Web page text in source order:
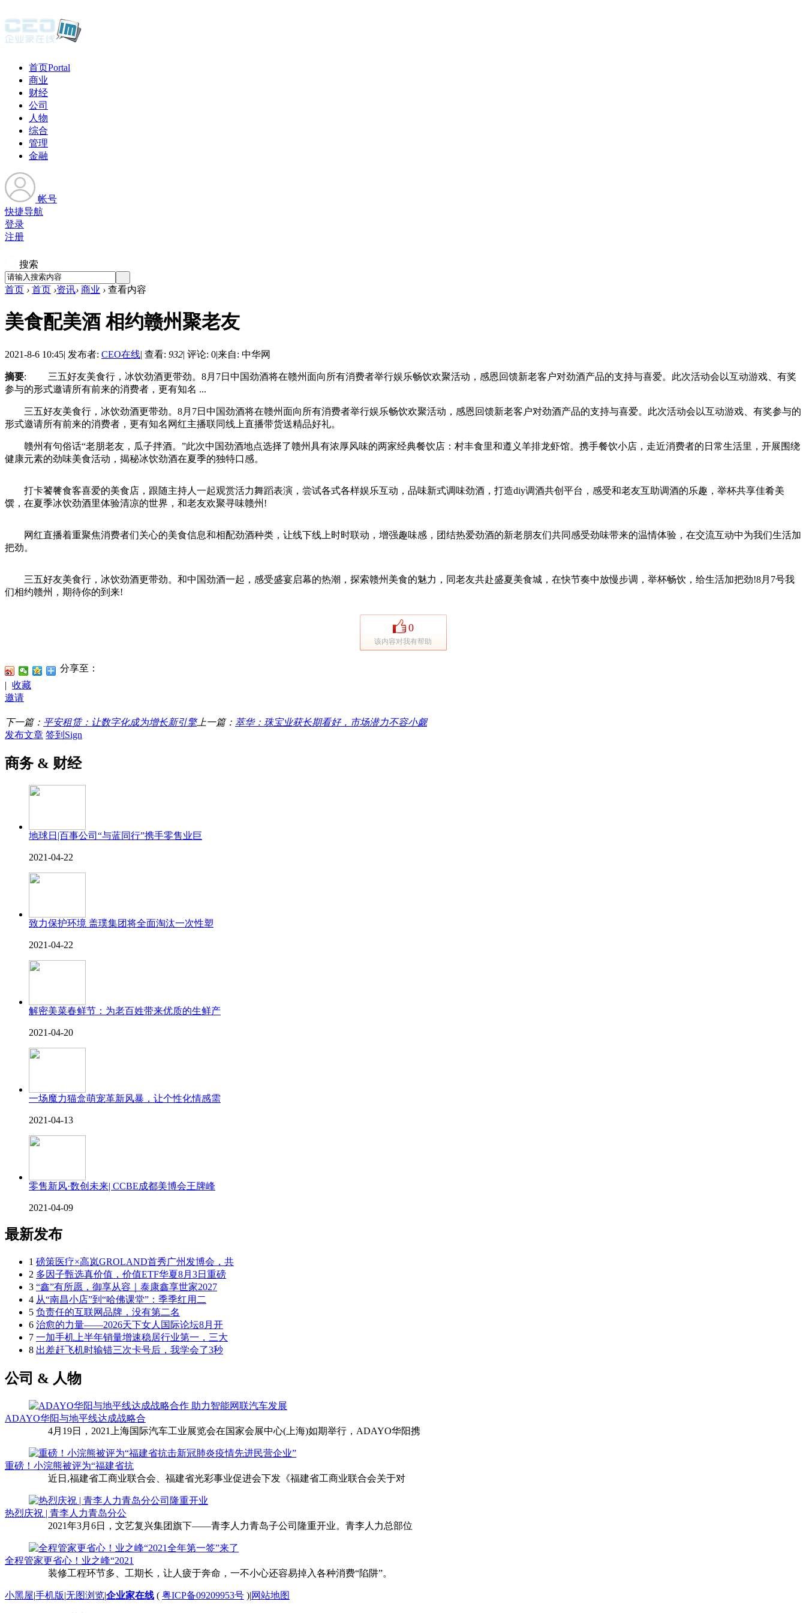
首页Portal
商业
财经
公司
人物
综合
管理
金融
帐号
快捷导航
登录
注册
搜索
首页 › 首页 ›资讯› 商业 › 查看内容
美食配美酒 相约赣州聚老友
2021-8-6 10:45| 发布者: CEO在线| 查看: 932| 评论: 0|来自: 中华网
摘要: 三五好友美食行，冰饮劲酒更带劲。8月7日中国劲酒将在赣州面向所有消费者举行娱乐畅饮欢聚活动，感恩回馈新老客户对劲酒产品的支持与喜爱。此次活动会以互动游戏、有奖
参与的形式邀请所有前来的消费者，更有知名 ...
三五好友美食行，冰饮劲酒更带劲。8月7日中国劲酒将在赣州面向所有消费者举行娱乐畅饮欢聚活动，感恩回馈新老客户对劲酒产品的支持与喜爱。此次活动会以互动游戏、有奖参与的
形式邀请所有前来的消费者，更有知名网红主播联同线上直播带货送精品好礼。
赣州有句俗话“老朋老友，瓜子拌酒。”此次中国劲酒地点选择了赣州具有浓厚风味的两家经典餐饮店：村丰食里和遵义羊排龙虾馆。携手餐饮小店，走近消费者的日常生活里，开展围绕
健康元素的劲味美食活动，揭秘冰饮劲酒在夏季的独特口感。
打卡饕餮食客喜爱的美食店，跟随主持人一起观赏活力舞蹈表演，尝试各式各样娱乐互动，品味新式调味劲酒，打造diy调酒共创平台，感受和老友互助调酒的乐趣，举杯共享佳肴美
馔，在夏季冰饮劲酒里体验清凉的世界，和老友欢聚寻味赣州!
网红直播着重聚焦消费者们关心的美食信息和相配劲酒种类，让线下线上时时联动，增强趣味感，团结热爱劲酒的新老朋友们共同感受劲味带来的温情体验，在交流互动中为我们生活加
把劲。
三五好友美食行，冰饮劲酒更带劲。和中国劲酒一起，感受盛宴启幕的热潮，探索赣州美食的魅力，同老友共赴盛夏美食城，在快节奏中放慢步调，举杯畅饮，给生活加把劲!8月7号我
们相约赣州，期待你的到来!
0
该内容对我有帮助
分享至：
| 收藏
邀请
下一篇： 平安租赁：让数字化成为增长新引擎上一篇： 萃华：珠宝业获长期看好，市场潜力不容小觑
发布文章 签到Sign
商务 & 财经
地球日|百事公司“与蓝同行”携手零售业巨
2021-04-22
致力保护环境 盖璞集团将全面淘汰一次性塑
2021-04-22
解密美菜春鲜节：为老百姓带来优质的生鲜产
2021-04-20
一场魔力猫盒萌宠革新风暴，让个性化情感需
2021-04-13
零售新风·数创未来| CCBE成都美博会王牌峰
2021-04-09
最新发布
1 磅策医疗×高岚GROLAND首秀广州发博会，共
2 多因子甄选真价值，价值ETF华夏8月3日重磅
3 “鑫”有所愿，御享从容｜泰康鑫享世家2027
4 从“南昌小店”到“哈佛课堂”：季季红用二
5 负责任的互联网品牌，没有第二名
6 治愈的力量——2026天下女人国际论坛8月开
7 一加手机上半年销量增速稳居行业第一，三大
8 出差赶飞机时输错三次卡号后，我学会了3秒
公司 & 人物
ADAYO华阳与地平线达成战略合
4月19日，2021上海国际汽车工业展览会在国家会展中心(上海)如期举行，ADAYO华阳携
重磅！小浣熊被评为“福建省抗
近日,福建省工商业联合会、福建省光彩事业促进会下发《福建省工商业联合会关于对
热烈庆祝 | 青李人力青岛分公
2021年3月6日，文艺复兴集团旗下——青李人力青岛子公司隆重开业。青李人力总部位
全程管家更省心！业之峰“2021
装修工程环节多、工期长，让人疲于奔命，一不小心还容易掉入各种消费“陷阱”。
小黑屋|手机版|无图浏览|企业家在线 ( 粤ICP备09209953号 )|网站地图